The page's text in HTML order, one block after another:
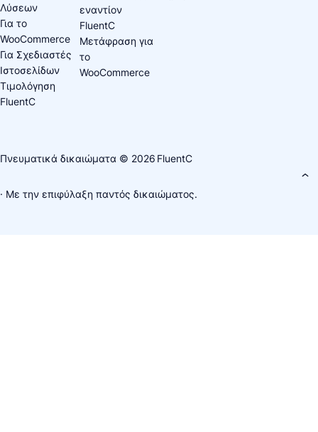
Λύσεων
Για το
WooCommerce
Για Σχεδιαστές
Ιστοσελίδων
Τιμολόγηση
FluentC
εναντίον
FluentC
Μετάφραση για
το
WooCommerce
Πνευματικά δικαιώματα © 2026 FluentC
· Με την επιφύλαξη παντός δικαιώματος.